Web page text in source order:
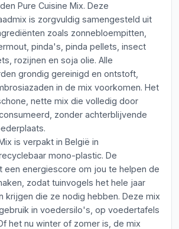
Pure Cuisine Mix. Deze
is zorgvuldig samengesteld uit
zoals zonnebloempitten,
pinda's, pinda pellets, insect
rozijnen en soja olie. Alle
grondig gereinigd en ontstoft,
in de mix voorkomen. Het
nette mix die volledig door
zonder achterblijvende
is verpakt in België in
mono-plastic. De
een energiescore om jou te helpen de
zodat tuinvogels het hele jaar
krijgen die ze nodig hebben. Deze mix
in voedersilo's, op voedertafels
het nu winter of zomer is, de mix